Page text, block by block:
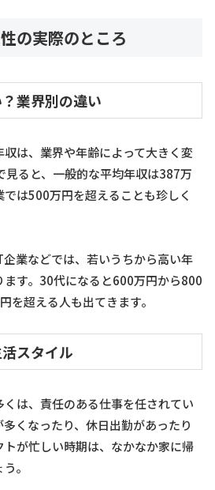
の実際のところ
業界別の違い
は、業界や年齢によって大きく変
見ると、一般的な平均年収は387万
は500万円を超えることも珍しく
業などでは、若いうちから高い年
ます。30代になると600万円から800
を超える人も出てきます。
スタイル
は、責任のある仕事を任されてい
くなったり、休日出勤があったり
が忙しい時期は、なかなか家に帰
。